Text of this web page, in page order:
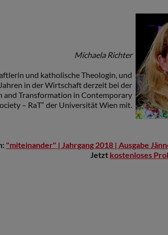
Michaela Richter
und katholische Theologin, und
in der Wirtschaft derzeit bei der
and Transformation in Contemporary
– RaT“ der Universität Wien mit.
"miteinander" | Jahrgang 2018 | Ausgabe
Jetzt kostenloses